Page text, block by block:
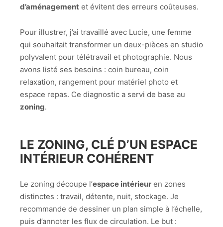
d’aménagement et évitent des erreurs coûteuses.
Pour illustrer, j’ai travaillé avec Lucie, une femme
qui souhaitait transformer un deux-pièces en studio
polyvalent pour télétravail et photographie. Nous
avons listé ses besoins : coin bureau, coin
relaxation, rangement pour matériel photo et
espace repas. Ce diagnostic a servi de base au
zoning.
LE ZONING, CLÉ D’UN ESPACE
INTÉRIEUR COHÉRENT
Le zoning découpe l’espace intérieur en zones
distinctes : travail, détente, nuit, stockage. Je
recommande de dessiner un plan simple à l’échelle,
puis d’annoter les flux de circulation. Le but :